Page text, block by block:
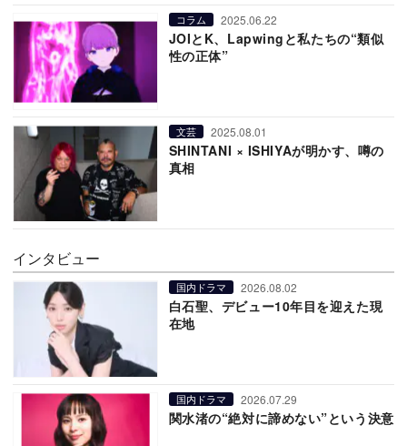
コラム 2025.06.22
JOIとK、Lapwingと私たちの“類似
性の正体”
文芸 2025.08.01
SHINTANI × ISHIYAが明かす、噂の
真相
インタビュー
国内ドラマ 2026.08.02
白石聖、デビュー10年目を迎えた現
在地
国内ドラマ 2026.07.29
関水渚の“絶対に諦めない”という決意